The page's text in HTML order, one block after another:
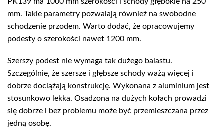
PK139 ma 1000 mm szerokości i schody głębokie na 250
mm. Takie parametry pozwalają również na swobodne
schodzenie przodem. Warto dodać, że opracowujemy
podesty o szerokości nawet 1200 mm.
Szerszy podest nie wymaga tak dużego balastu.
Szczególnie, że szersze i głębsze schody ważą więcej i
dobrze dociążają konstrukcję. Wykonana z aluminium jest
stosunkowo lekka. Osadzona na dużych kołach prowadzi
się dobrze i bez problemu może być przemieszczana przez
jedną osobę.